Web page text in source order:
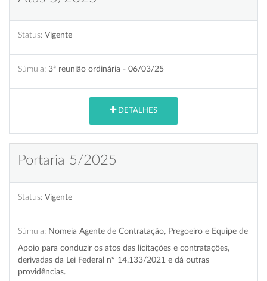
Status: Vigente
Súmula: 3ª reunião ordinária - 06/03/25
DETALHES
Portaria 5/2025
Status: Vigente
Súmula: Nomeia Agente de Contratação, Pregoeiro e Equipe de
Apoio para conduzir os atos das licitações e contratações,
derivadas da Lei Federal nº 14.133/2021 e dá outras
providências.